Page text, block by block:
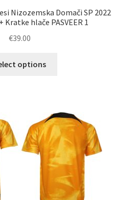
Nizozemska Domači SP 2022
Kratke hlače PASVEER 1
€39.00
options
različic.
Možnosti
lahko
izberete
na
strani
izdelka